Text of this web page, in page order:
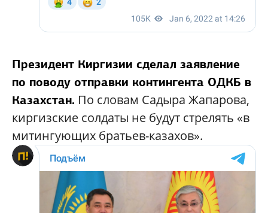
Президент Киргизии сделал заявление
по поводу отправки контингента ОДКБ в
Казахстан. По словам Садыра Жапарова,
киргизские солдаты не будут стрелять «в
митингующих братьев-казахов».